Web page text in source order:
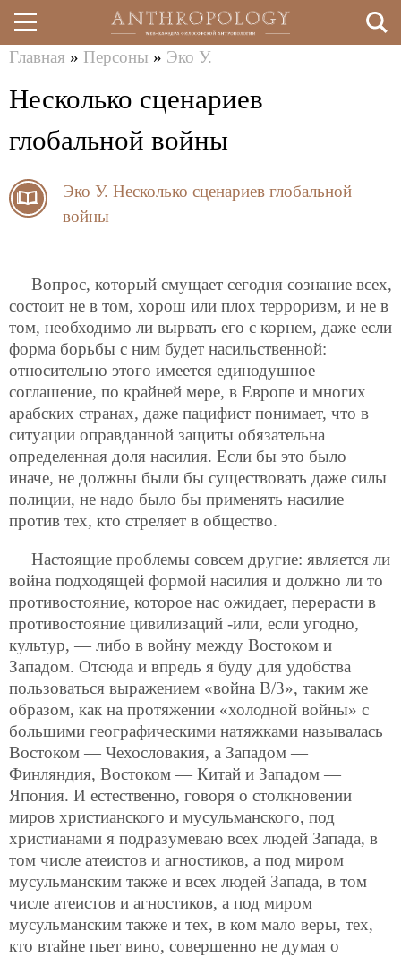
Перейти
к
основному
здесь
Главная » Персоны » Эко У.
Несколько сценариев
глобальной войны
Эко У. Несколько сценариев глобальной
войны
Вопрос, который смущает сегодня сознание всех,
состоит не в том, хорош или плох терроризм, и не в
том, необходимо ли вырвать его с корнем, даже если
форма борьбы с ним будет насильственной:
относительно этого имеется единодушное
соглашение, по крайней мере, в Европе и многих
арабских странах, даже пацифист понимает, что в
ситуации оправданной защиты обязательна
определенная доля насилия. Если бы это было
иначе, не должны были бы существовать даже силы
полиции, не надо было бы применять насилие
против тех, кто стреляет в общество.
Настоящие проблемы совсем другие: является ли
война подходящей формой насилия и должно ли то
противостояние, которое нас ожидает, перерасти в
противостояние цивилизаций -или, если угодно,
культур, — либо в войну между Востоком и
Западом. Отсюда и впредь я буду для удобства
пользоваться выражением «война В/3», таким же
образом, как на протяжении «холодной войны» с
большими географическими натяжками называлась
Востоком — Чехословакия, а Западом —
Финляндия, Востоком — Китай и Западом —
Япония. И естественно, говоря о столкновении
миров христианского и мусульманского, под
христианами я подразумеваю всех людей Запада, в
том числе атеистов и агностиков, а под миром
мусульманским также и всех людей Запада, в том
числе атеистов и агностиков, а под миром
мусульманским также и тех, в ком мало веры, тех,
кто втайне пьет вино, совершенно не думая о